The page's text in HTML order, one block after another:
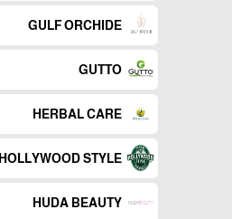
GULF ORCHIDE
GUTTO
HERBAL CARE
HOLLYWOOD STYLE
HUDA BEAUTY